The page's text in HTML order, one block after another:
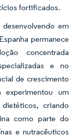
fortificados.
em
permanece
concentrada
e no
de crescimento
um
criando
como parte do
e nutracêuticos